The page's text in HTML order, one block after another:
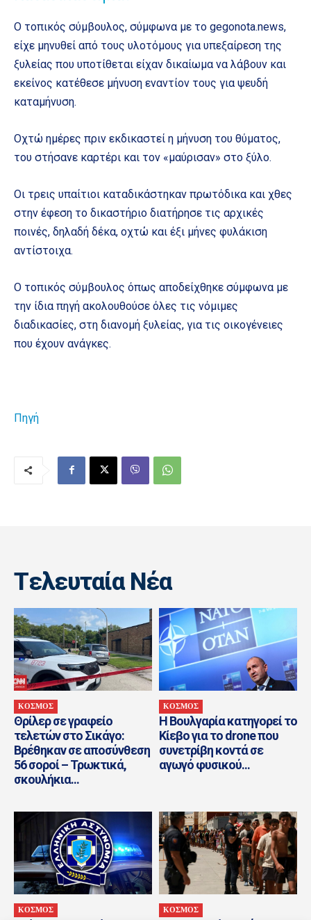
Ο τοπικός σύμβουλος, σύμφωνα με το gegonota.news,
είχε μηνυθεί από τους υλοτόμους για υπεξαίρεση της
ξυλείας που υποτίθεται είχαν δικαίωμα να λάβουν και
εκείνος κατέθεσε μήνυση εναντίον τους για ψευδή
καταμήνυση.
Οχτώ ημέρες πριν εκδικαστεί η μήνυση του θύματος,
του στήσανε καρτέρι και τον «μαύρισαν» στο ξύλο.
Οι τρεις υπαίτιοι καταδικάστηκαν πρωτόδικα και χθες
στην έφεση το δικαστήριο διατήρησε τις αρχικές
ποινές, δηλαδή δέκα, οχτώ και έξι μήνες φυλάκιση
αντίστοιχα.
Ο τοπικός σύμβουλος όπως αποδείχθηκε σύμφωνα με
την ίδια πηγή ακολουθούσε όλες τις νόμιμες
διαδικασίες, στη διανομή ξυλείας, για τις οικογένειες
που έχουν ανάγκες.
Πηγή
Tελευταία Nέα
ΚΟΣΜΟΣ
Θρίλερ σε γραφείο
τελετών στο Σικάγο:
Βρέθηκαν σε αποσύνθεση
56 σοροί – Τρωκτικά,
σκουλήκια...
ΚΟΣΜΟΣ
Η Βουλγαρία κατηγορεί το
Κίεβο για το drone που
συνετρίβη κοντά σε
αγωγό φυσικού...
ΚΟΣΜΟΣ ΚΟΣΜΟΣ